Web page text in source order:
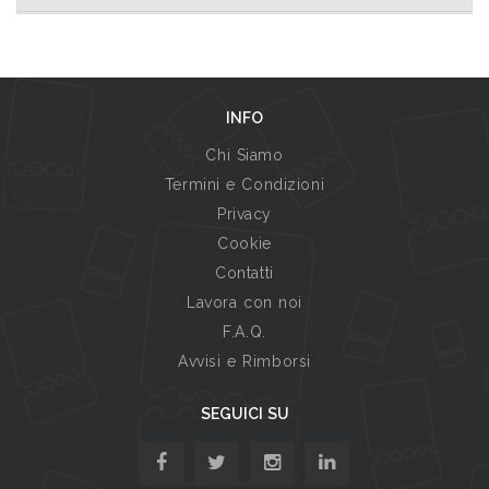
INFO
Chi Siamo
Termini e Condizioni
Privacy
Cookie
Contatti
Lavora con noi
F.A.Q.
Avvisi e Rimborsi
SEGUICI SU